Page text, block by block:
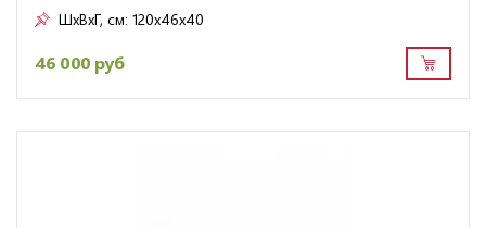
ШxВxГ, см: 120x46x40
46 000 руб